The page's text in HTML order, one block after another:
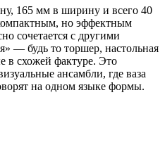
165 мм в ширину и всего 40
но эффектным
сочетается с другими
— будь то торшер, настольная
в схожей фактуре. Это
ансамбли, где ваза
на одном языке формы.